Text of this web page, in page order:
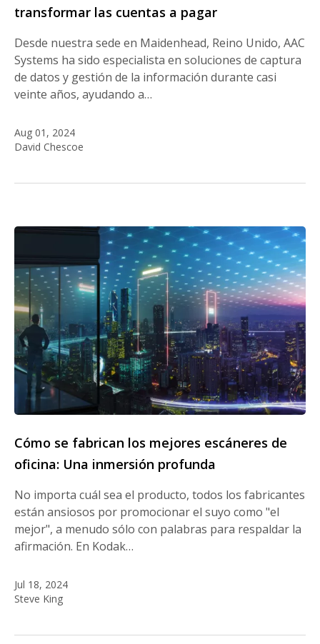
transformar las cuentas a pagar
Desde nuestra sede en Maidenhead, Reino Unido, AAC
Systems ha sido especialista en soluciones de captura
de datos y gestión de la información durante casi
veinte años, ayudando a…
Aug 01, 2024
David Chescoe
Cómo se fabrican los mejores escáneres de
oficina: Una inmersión profunda
No importa cuál sea el producto, todos los fabricantes
están ansiosos por promocionar el suyo como "el
mejor", a menudo sólo con palabras para respaldar la
afirmación. En Kodak…
Jul 18, 2024
Steve King